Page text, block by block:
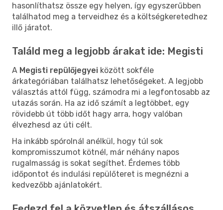
hasonlíthatsz össze egy helyen, így egyszerűbben
találhatod meg a terveidhez és a költségkeretedhez
illő járatot.
Találd meg a legjobb árakat ide: Megisti
A Megisti repülőjegyei között sokféle
árkategóriában találhatsz lehetőségeket. A legjobb
választás attól függ, számodra mi a legfontosabb az
utazás során. Ha az idő számít a legtöbbet, egy
rövidebb út több időt hagy arra, hogy valóban
élvezhesd az úti célt.
Ha inkább spórolnál anélkül, hogy túl sok
kompromisszumot kötnél, már néhány napos
rugalmasság is sokat segíthet. Érdemes több
időpontot és indulási repülőteret is megnézni a
kedvezőbb ajánlatokért.